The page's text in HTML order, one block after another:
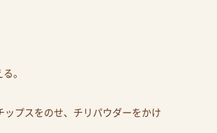
。
プスをのせ、チリパウダーをかけ